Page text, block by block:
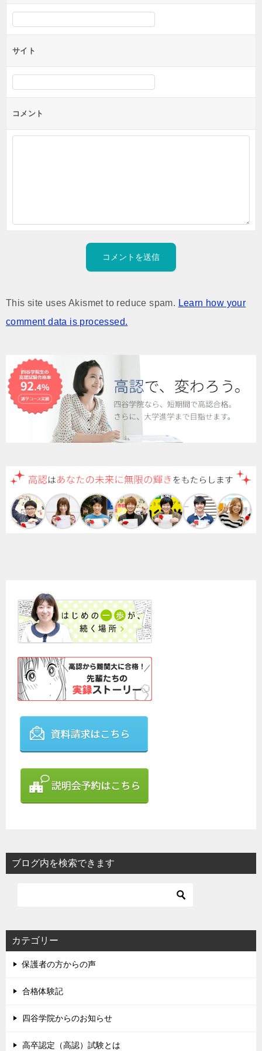
サイト
コメント
This site uses Akismet to reduce spam. Learn how your
comment data is processed.
ブログ内を検索できます
カテゴリー
保護者の方からの声
合格体験記
四谷学院からのお知らせ
高卒認定（高認）試験とは